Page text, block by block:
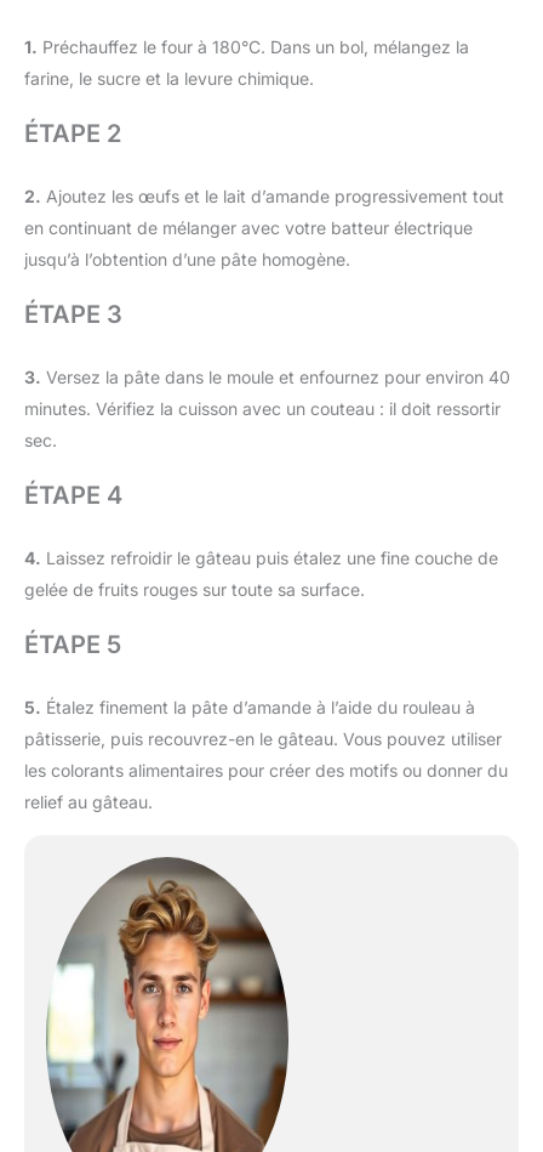
1. Préchauffez le four à 180°C. Dans un bol, mélangez la
farine, le sucre et la levure chimique.
ÉTAPE 2
2. Ajoutez les œufs et le lait d’amande progressivement tout
en continuant de mélanger avec votre batteur électrique
jusqu’à l’obtention d’une pâte homogène.
ÉTAPE 3
3. Versez la pâte dans le moule et enfournez pour environ 40
minutes. Vérifiez la cuisson avec un couteau : il doit ressortir
sec.
ÉTAPE 4
4. Laissez refroidir le gâteau puis étalez une fine couche de
gelée de fruits rouges sur toute sa surface.
ÉTAPE 5
5. Étalez finement la pâte d’amande à l’aide du rouleau à
pâtisserie, puis recouvrez-en le gâteau. Vous pouvez utiliser
les colorants alimentaires pour créer des motifs ou donner du
relief au gâteau.